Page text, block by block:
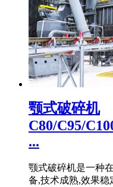
颚式破碎机
C80/C95/
...
颚式破碎机是一种
备,技术成熟,效果稳